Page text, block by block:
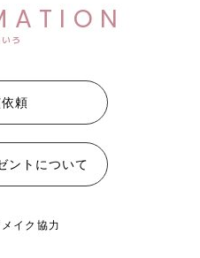
ろ
頼
ントについて
イク協力